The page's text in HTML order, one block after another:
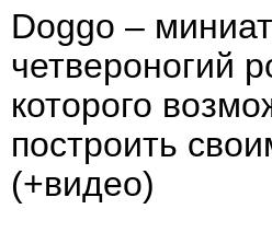
Doggo –
четвероногий
которого
построить
(+видео)